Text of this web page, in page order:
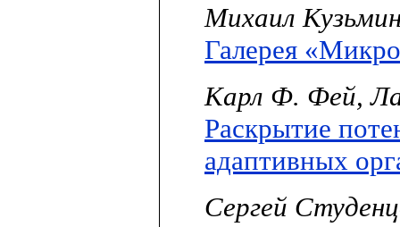
Михаил
Галерея
Карл Ф. Фей,
Раскрытие
адаптивных
Сергей